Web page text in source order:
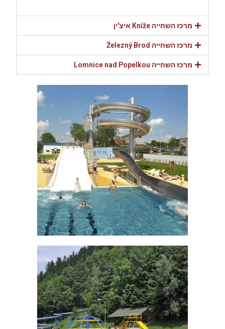
מרכז השחייה Kníže איצ'ין
מרכז השחייה Železný Brod
מרכז השחייה Lomnice nad Popelkou